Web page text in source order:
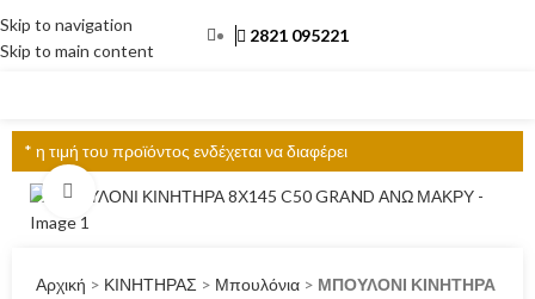
Skip to navigation
Skip to main content
2821 095221
* η τιμή του προϊόντος ενδέχεται να διαφέρει
Click to enlarge
Αρχική > ΚΙΝΗΤΗΡΑΣ > Μπουλόνια > ΜΠΟΥΛΟΝΙ ΚΙΝΗΤΗΡΑ